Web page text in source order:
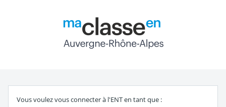
S'authentifier en tant que
Vous voulez vous connecter à l'ENT en tant que :